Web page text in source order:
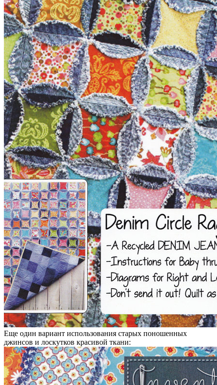
Еще один вариант использования старых поношенных
джинсов и лоскутков красивой ткани: